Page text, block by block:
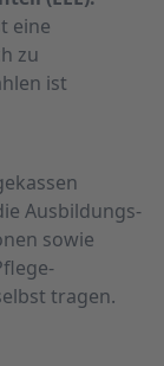
eine
zu
ist
Ausbildungs-
sowie
tragen.